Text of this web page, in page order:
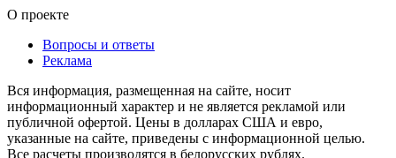
О проекте
Вопросы и ответы
Реклама
Вся информация, размещенная на сайте, носит
информационный характер и не является рекламой или
публичной офертой. Цены в долларах США и евро,
указанные на сайте, приведены с информационной целью.
Все расчеты производятся в белорусских рублях.